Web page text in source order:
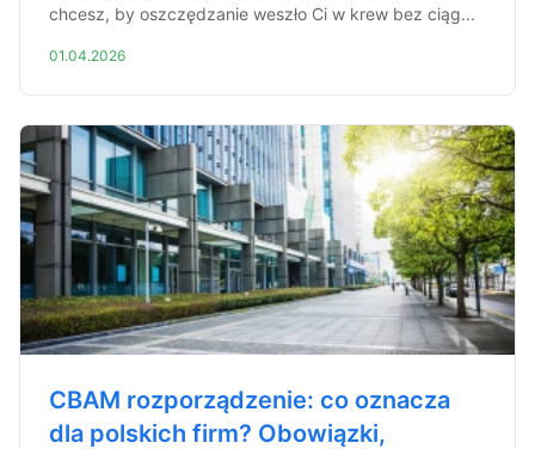
chcesz, by oszczędzanie weszło Ci w krew bez ciąg...
01.04.2026
CBAM rozporządzenie: co oznacza
dla polskich firm? Obowiązki,